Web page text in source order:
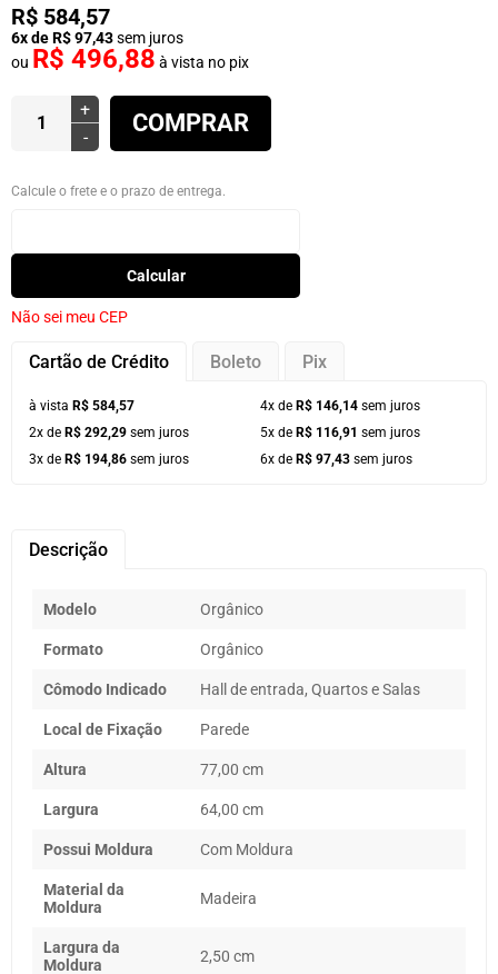
R$ 584,57
6x de R$ 97,43sem juros
ou R$ 496,88 à vista no pix
+
-
COMPRAR
Calcule o frete e o prazo de entrega.
Calcular
Não sei meu CEP
Cartão de Crédito Boleto Pix
à vista R$ 584,57
2x de R$ 292,29 sem juros
3x de R$ 194,86 sem juros
4x de R$ 146,14 sem juros
5x de R$ 116,91 sem juros
6x de R$ 97,43 sem juros
Descrição
Modelo Orgânico
Formato Orgânico
Cômodo Indicado Hall de entrada, Quartos e Salas
Local de Fixação Parede
Altura 77,00 cm
Largura 64,00 cm
Possui Moldura Com Moldura
Material da
Moldura
Madeira
Largura da
Moldura
2,50 cm